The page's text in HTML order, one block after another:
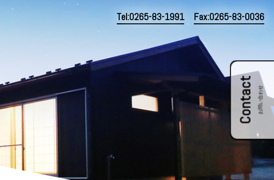
Contact お問い合わせ
Tel:0265-83-1991 Fax:0265-83-0036